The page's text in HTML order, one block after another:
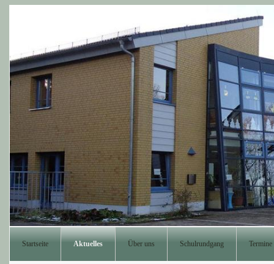
Startseite Aktuelles Über uns Schulrundgang Termine